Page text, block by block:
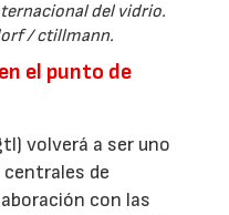
del vidrio.
/ ctillmann.
el punto de
volverá a ser uno
centrales de
con las